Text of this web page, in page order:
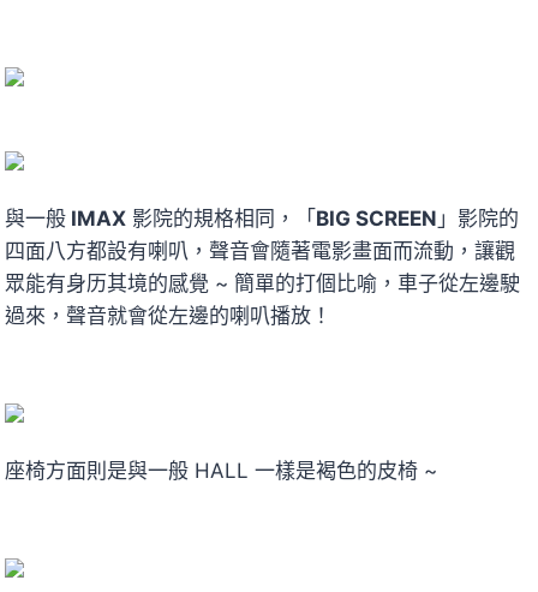
與一般 IMAX 影院的規格相同，「BIG SCREEN 」影院的
四面八方都設有喇叭，聲音會隨著電影畫面而流動，讓觀
眾能有身历其境的感覺 ~ 簡單的打個比喻，車子從左邊駛
過來，聲音就會從左邊的喇叭播放！
座椅方面則是與一般 HALL 一樣是褐色的皮椅 ~